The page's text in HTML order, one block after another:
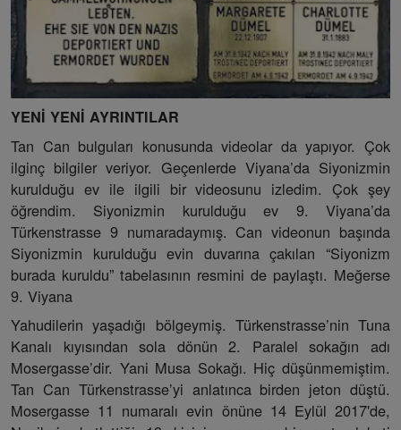
YENİ YENİ AYRINTILAR
Tan Can bulguları konusunda videolar da yapıyor. Çok
ilginç bilgiler veriyor. Geçenlerde Viyana’da Siyonizmin
kurulduğu ev ile ilgili bir videosunu izledim. Çok şey
öğrendim. Siyonizmin kurulduğu ev 9. Viyana’da
Türkenstrasse 9 numaradaymış. Can videonun başında
Siyonizmin kurulduğu evin duvarına çakılan “Siyonizm
burada kuruldu” tabelasının resmini de paylaştı. Meğerse
9. Viyana
Yahudilerin yaşadığı bölgeymiş. Türkenstrasse’nin Tuna
Kanalı kıyısından sola dönün 2. Paralel sokağın adı
Mosergasse’dir. Yani Musa Sokağı. Hiç düşünmemiştim.
Tan Can Türkenstrasse’yi anlatınca birden jeton düştü.
Mosergasse 11 numaralı evin önüne 14 Eylül 2017'de,